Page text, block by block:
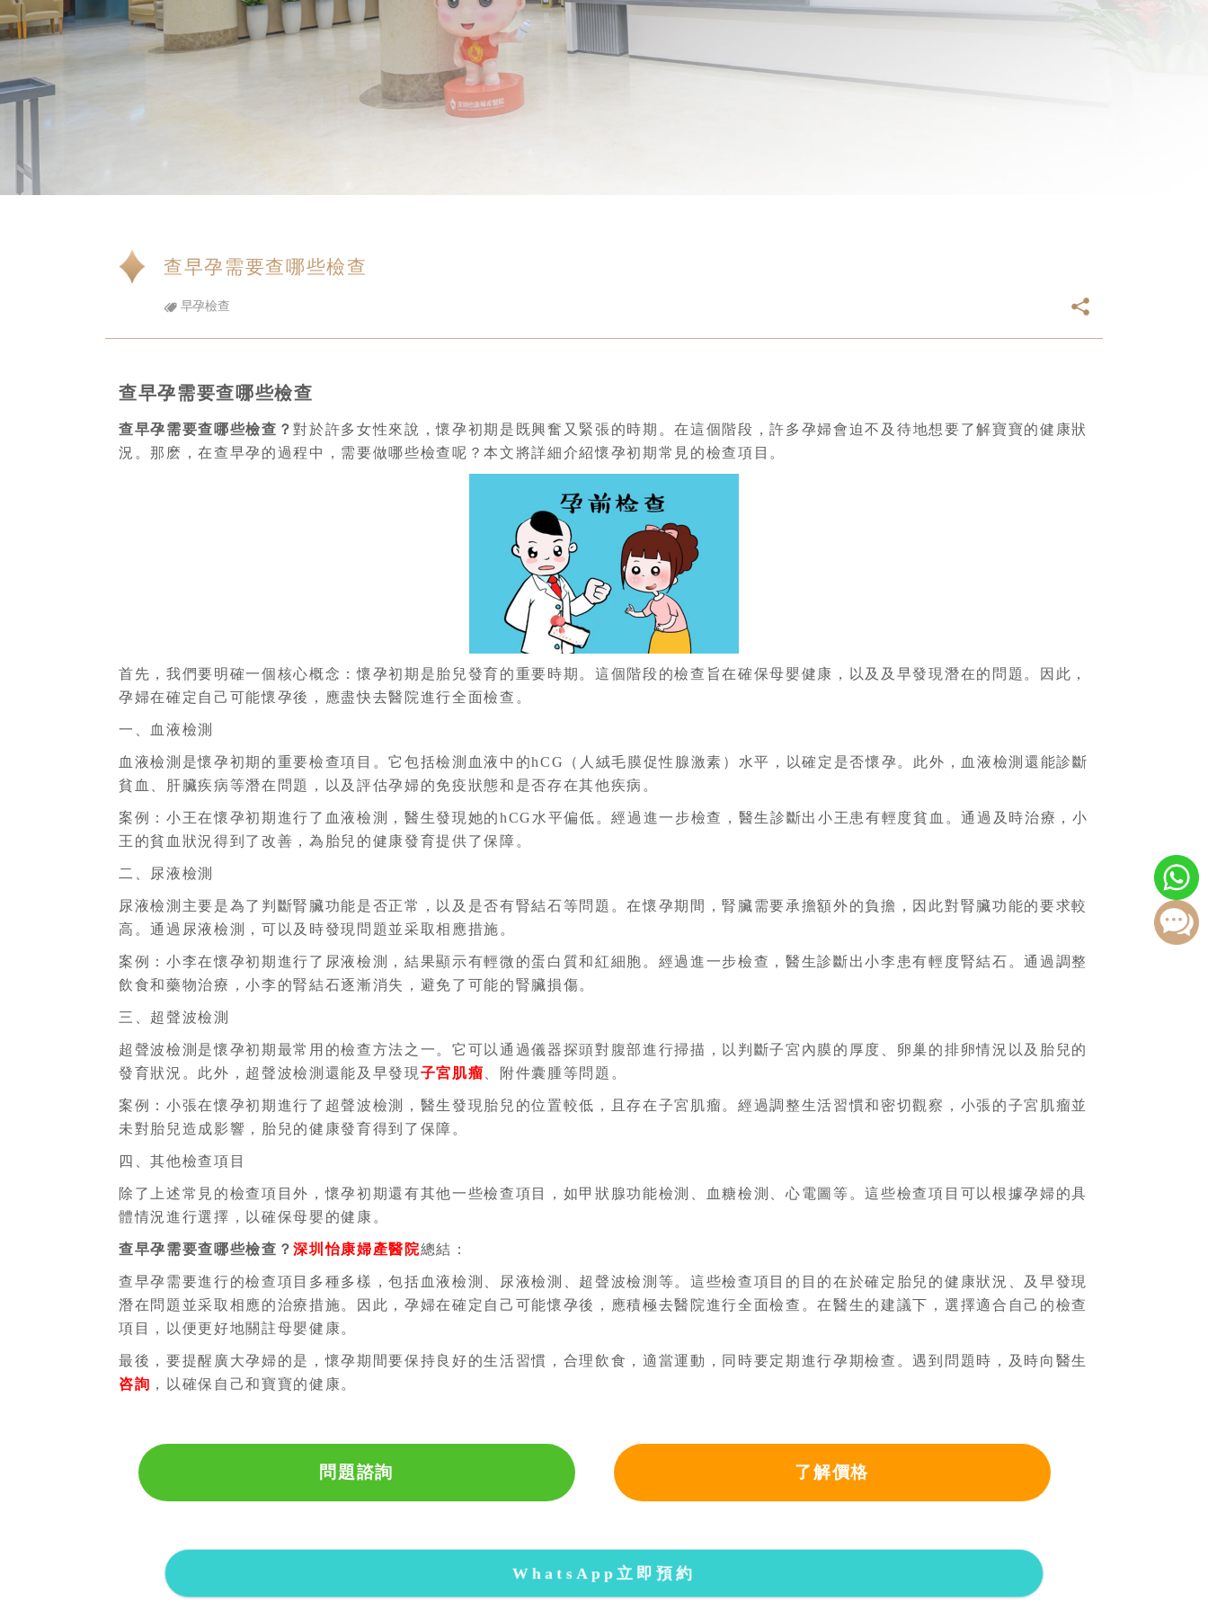
查早孕需要查哪些檢查
早孕檢查
查早孕需要查哪些檢查
查早孕需要查哪些檢查？對於許多女性來說，懷孕初期是既興奮又緊張的時期。在這個階段，許多孕婦會迫不及待地想要了解寶寶的健康狀
況。那麽，在查早孕的過程中，需要做哪些檢查呢？本文將詳細介紹懷孕初期常見的檢查項目。
首先，我們要明確一個核心概念：懷孕初期是胎兒發育的重要時期。這個階段的檢查旨在確保母嬰健康，以及及早發現潛在的問題。因此，
孕婦在確定自己可能懷孕後，應盡快去醫院進行全面檢查。
一、血液檢測
血液檢測是懷孕初期的重要檢查項目。它包括檢測血液中的hCG（人絨毛膜促性腺激素）水平，以確定是否懷孕。此外，血液檢測還能診斷
貧血、肝臟疾病等潛在問題，以及評估孕婦的免疫狀態和是否存在其他疾病。
案例：小王在懷孕初期進行了血液檢測，醫生發現她的hCG水平偏低。經過進一步檢查，醫生診斷出小王患有輕度貧血。通過及時治療，小
王的貧血狀況得到了改善，為胎兒的健康發育提供了保障。
二、尿液檢測
尿液檢測主要是為了判斷腎臟功能是否正常，以及是否有腎結石等問題。在懷孕期間，腎臟需要承擔額外的負擔，因此對腎臟功能的要求較
高。通過尿液檢測，可以及時發現問題並采取相應措施。
案例：小李在懷孕初期進行了尿液檢測，結果顯示有輕微的蛋白質和紅細胞。經過進一步檢查，醫生診斷出小李患有輕度腎結石。通過調整
飲食和藥物治療，小李的腎結石逐漸消失，避免了可能的腎臟損傷。
三、超聲波檢測
超聲波檢測是懷孕初期最常用的檢查方法之一。它可以通過儀器探頭對腹部進行掃描，以判斷子宮內膜的厚度、卵巢的排卵情況以及胎兒的
發育狀況。此外，超聲波檢測還能及早發現 子宮肌瘤 、附件囊腫等問題。
案例：小張在懷孕初期進行了超聲波檢測，醫生發現胎兒的位置較低，且存在子宮肌瘤。經過調整生活習慣和密切觀察，小張的子宮肌瘤並
未對胎兒造成影響，胎兒的健康發育得到了保障。
四、其他檢查項目
除了上述常見的檢查項目外，懷孕初期還有其他一些檢查項目，如甲狀腺功能檢測、血糖檢測、心電圖等。這些檢查項目可以根據孕婦的具
體情況進行選擇，以確保母嬰的健康。
查早孕需要查哪些檢查？深圳怡康婦產醫院總結：
查早孕需要進行的檢查項目多種多樣，包括血液檢測、尿液檢測、超聲波檢測等。這些檢查項目的目的在於確定胎兒的健康狀況、及早發現
潛在問題並采取相應的治療措施。因此，孕婦在確定自己可能懷孕後，應積極去醫院進行全面檢查。在醫生的建議下，選擇適合自己的檢查
項目，以便更好地關註母嬰健康。
最後，要提醒廣大孕婦的是，懷孕期間要保持良好的生活習慣，合理飲食，適當運動，同時要定期進行孕期檢查。遇到問題時，及時向醫生
咨詢 ，以確保自己和寶寶的健康。
問題諮詢 了解價格
WhatsApp立即預約